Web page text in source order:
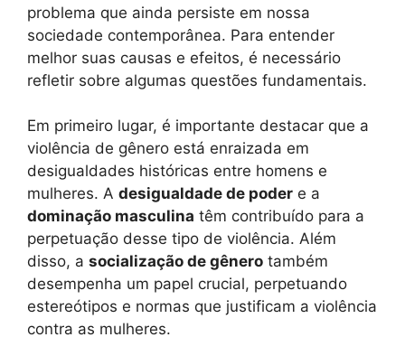
problema que ainda persiste em nossa
sociedade contemporânea. Para entender
melhor suas causas e efeitos, é necessário
refletir sobre algumas questões fundamentais.
Em primeiro lugar, é importante destacar que a
violência de gênero está enraizada em
desigualdades históricas entre homens e
mulheres. A desigualdade de poder e a
dominação masculina têm contribuído para a
perpetuação desse tipo de violência. Além
disso, a socialização de gênero também
desempenha um papel crucial, perpetuando
estereótipos e normas que justificam a violência
contra as mulheres.